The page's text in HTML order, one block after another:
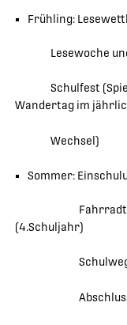
Frühling:
Lesewoche und
Schulfest (Spiel
Wandertag im
Wechsel)
Sommer:
(4.Schuljahr)
Abschlussfeier/